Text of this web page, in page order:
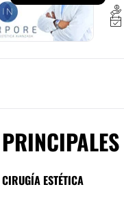
CIRUGÍA ESTÉTICA